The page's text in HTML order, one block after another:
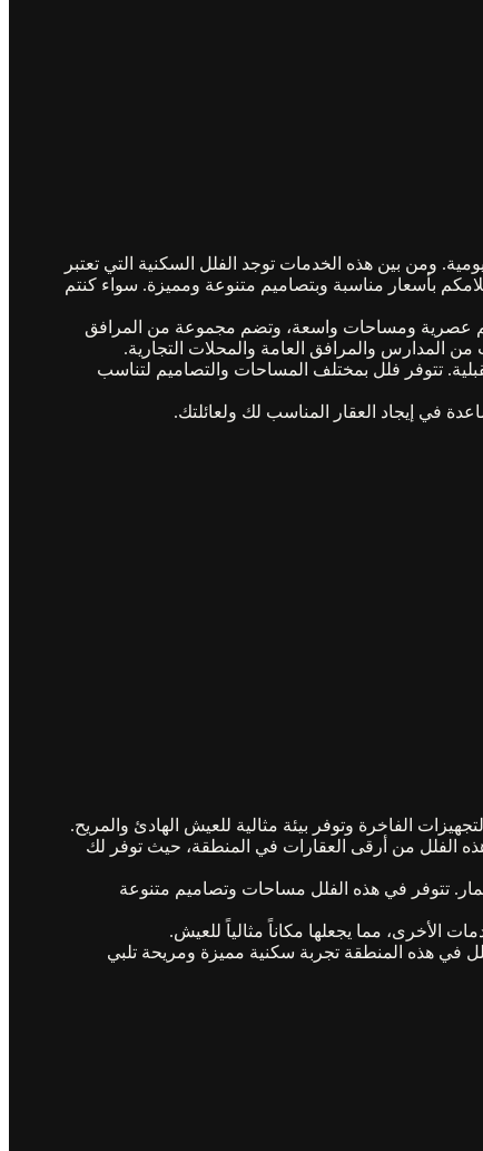
ومن بين هذه الخدمات توجد الفلل السكنية التي تعتبر
بأسعار مناسبة وبتصاميم متنوعة ومميزة. سواء كنتم
عصرية ومساحات واسعة، وتضم مجموعة من المرافق
المدارس والمرافق العامة والمحلات التجارية.
تتوفر فلل بمختلف المساحات والتصاميم لتناسب
في إيجاد العقار المناسب لك ولعائلتك.
الفاخرة وتوفر بيئة مثالية للعيش الهادئ والمريح.
هذه الفلل من أرقى العقارات في المنطقة، حيث توفر لك
تتوفر في هذه الفلل مساحات وتصاميم متنوعة
الأخرى، مما يجعلها مكاناً مثالياً للعيش.
في هذه المنطقة تجربة سكنية مميزة ومريحة تلبي